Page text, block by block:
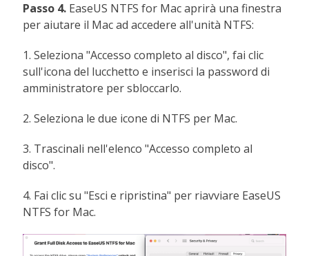
Passo 4. EaseUS NTFS for Mac aprirà una finestra
per aiutare il Mac ad accedere all'unità NTFS:
1. Seleziona "Accesso completo al disco", fai clic
sull'icona del lucchetto e inserisci la password di
amministratore per sbloccarlo.
2. Seleziona le due icone di NTFS per Mac.
3. Trascinali nell'elenco "Accesso completo al
disco".
4. Fai clic su "Esci e ripristina" per riavviare EaseUS
NTFS for Mac.